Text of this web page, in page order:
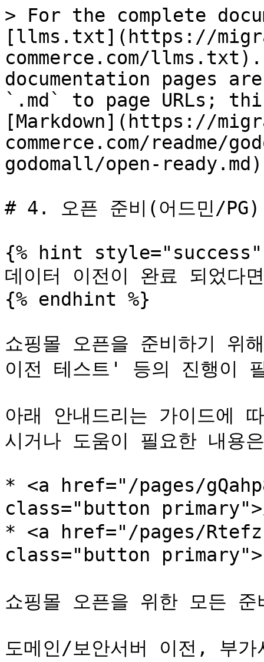
> For the complete
[llms.txt](https://
commerce.com/
documentation pages
`.md` to page URLs;
[Markdown](https://
commerce.com/readme/
godomall/open-
# 4. 오픈 준비(어드민/PG)
{% hint style="success"
데이터 이전이 완료 되었다
{% endhint %}
쇼핑몰 오픈을 준비하기
이전 테스트' 등의 진행이
아래 안내드리는 가이드에
시거나 도움이 필요한 내용
* <a href="/pages/
class="button primary">
* <a href="/pages/
class="button
쇼핑몰 오픈을 위한 모든 준
도메인/보안서버 이전, 부